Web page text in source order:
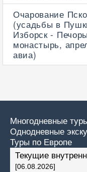
Очарование
(усадьбы в
Изборск -
монастырь,
авиа)
Многодневные
Однодневные
Туры по Европе
Текущие
[06.08.2026]